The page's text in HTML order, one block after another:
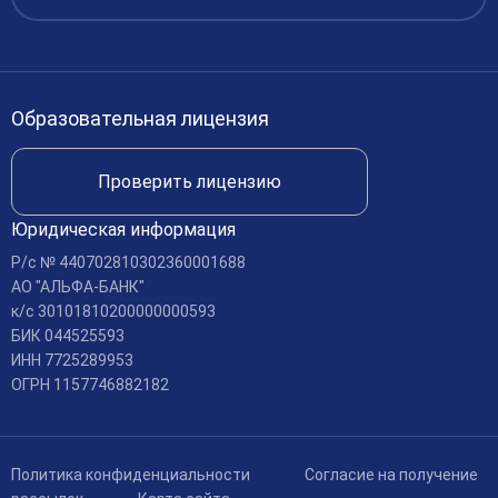
Вакансии
Международное сотрудничество
Доступная среда
Доставка и оплата
Образовательная лицензия
Проверить лицензию
Юридическая информация
Р/c № 440702810302360001688
АО "АЛЬФА-БАНК"
к/c 30101810200000000593
БИК 044525593
ИНН 7725289953
ОГРН 1157746882182
Политика конфиденциальности
Согласие на получение